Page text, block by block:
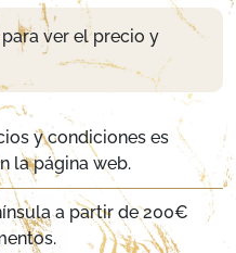
para ver el precio y
y condiciones es
la página web.
a partir de 200€